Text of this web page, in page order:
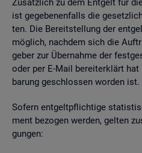
Zu­sätz­lich zu dem Ent­gelt für
ist ge­ge­be­nen­falls die
ten. Die Be­reit­stel­lung der
mög­lich, nach­dem sich die
ge­ber zur Über­nah­me der
oder per E-Mail be­reit­er­klärt
ba­rung ge­schlos­sen wor­den ist.
So­fern ent­gelt­pflich­ti­ge
ment be­zo­gen wer­den, gel­ten
gun­gen: